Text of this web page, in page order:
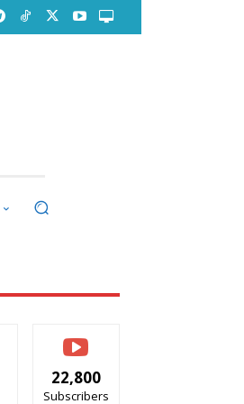
22,800
Subscribers